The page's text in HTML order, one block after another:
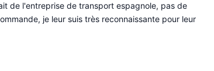
de l'entreprise de transport espagnole, pas de
je leur suis très reconnaissante pour leur